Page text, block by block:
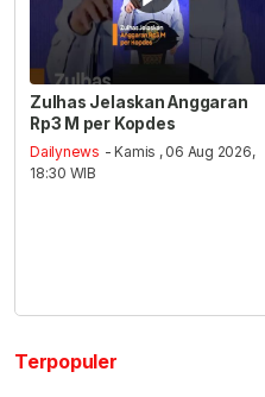
Zulhas Jelaskan Anggaran
Rp3 M per Kopdes
Dailynews - Kamis , 06 Aug 2026,
18:30 WIB
Terpopuler